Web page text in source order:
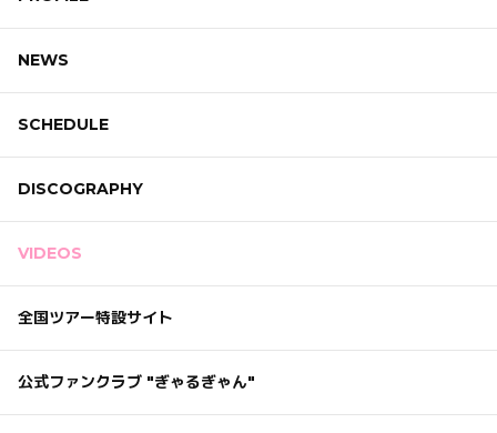
NEWS
SCHEDULE
DISCOGRAPHY
VIDEOS
全国ツアー特設サイト
公式ファンクラブ "ぎゃるぎゃん"